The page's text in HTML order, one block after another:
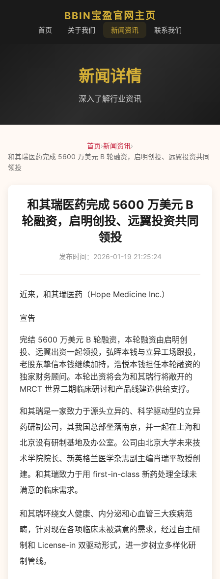
BBIN宝盈官网主页
首页 关于我们 新闻资讯 联系我们
新闻详情
深入了解行业资讯
首页›新闻资讯›
和其瑞医药完成 5600 万美元 B 轮融资，启明创投、远翼投资共同
领投
和其瑞医药完成 5600 万美元 B
轮融资，启明创投、远翼投资共同
领投
发布时间：2026-01-19 21:25:24
近来，和其瑞医药（Hope Medicine Inc.）
宣告
完结 5600 万美元 B 轮融资，本轮融资由启明创
投、远翼出资一起领投，弘晖本钱与立异工场跟投，
老股东挚信本钱继续加持，浩悦本钱担任本轮融资的
独家财务顾问。本轮出资将会为和其瑞行将敞开的
MRCT 世界二期临床研讨和产品线建造供给支撑。
和其瑞是一家致力于源头立异的、科学驱动型的立异
药研制公司，其我国总部坐落南京，并一起在上海和
北京设有研制基地及办公室。公司由北京大学未来技
术学院院长、新英格兰医学杂志副主编肖瑞平教授创
建。和其瑞致力于用 first-in-class 新药处理全球未
满意的临床需求。
和其瑞环绕女人健康、内分泌和心血管三大疾病范
畴，针对现在各项临床未被满意的需求，经过自主研
制和 License-in 双驱动形式，进一步树立多样化研
制管线。